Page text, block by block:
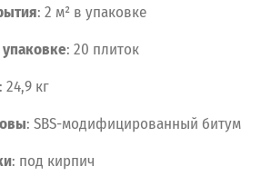
: 2 м² в упаковке
упаковке: 20 плиток
: 24,9 кг
: SBS-модифицированный битум
: под кирпич